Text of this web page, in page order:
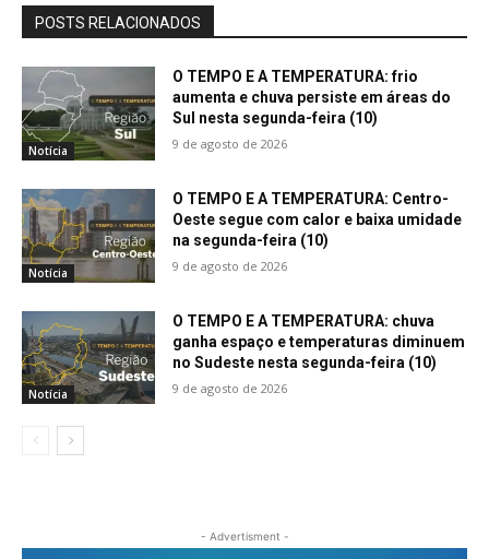
POSTS RELACIONADOS
Notícia
O TEMPO E A TEMPERATURA: frio
aumenta e chuva persiste em áreas do
Sul nesta segunda-feira (10)
9 de agosto de 2026
Notícia
O TEMPO E A TEMPERATURA: Centro-
Oeste segue com calor e baixa umidade
na segunda-feira (10)
9 de agosto de 2026
Notícia
O TEMPO E A TEMPERATURA: chuva
ganha espaço e temperaturas diminuem
no Sudeste nesta segunda-feira (10)
9 de agosto de 2026
- Advertisment -